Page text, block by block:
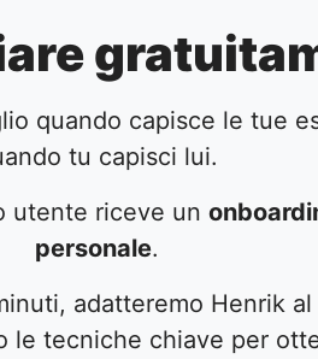
quando capisce le tue
tu capisci lui.
utente riceve un
personale.
adatteremo Henrik
le tecniche chiave per